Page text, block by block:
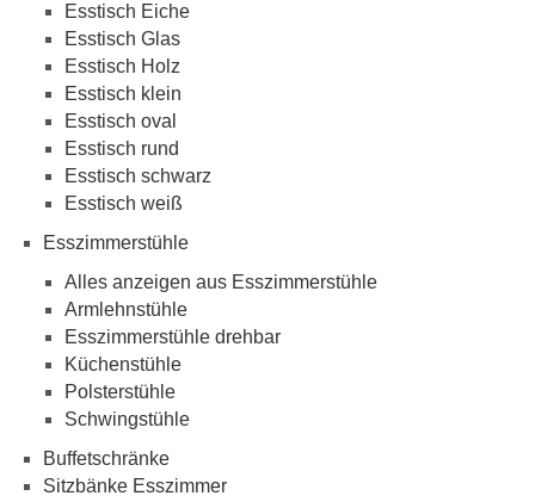
Esstisch Eiche
Esstisch Glas
Esstisch Holz
Esstisch klein
Esstisch oval
Esstisch rund
Esstisch schwarz
Esstisch weiß
Esszimmerstühle
Alles anzeigen aus Esszimmerstühle
Armlehnstühle
Esszimmerstühle drehbar
Küchenstühle
Polsterstühle
Schwingstühle
Buffetschränke
Sitzbänke Esszimmer